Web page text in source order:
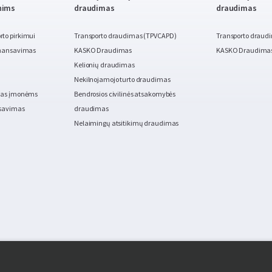
pirkimui
įmonėms
draudimas
Transporto draudimas (TPVCAPD)
KASKO Draudimas
Kelionių draudimas
Nekilnojamojo turto draudimas
Bendrosios civilinės atsakomybės
draudimas
Nelaimingų atsitikimų draudimas
draudimas
Transporto
KASKO